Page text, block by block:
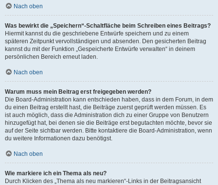
Nach oben
Was bewirkt die „Speichern“-Schaltfläche beim Schreiben eines Beitrags?
Hiermit kannst du die geschriebene Entwürfe speichern und zu einem
späteren Zeitpunkt vervollständigen und absenden. Den gesicherten Beitrag
kannst du mit der Funktion „Gespeicherte Entwürfe verwalten“ in deinem
persönlichen Bereich erneut laden.
Nach oben
Warum muss mein Beitrag erst freigegeben werden?
Die Board-Administration kann entschieden haben, dass in dem Forum, in dem
du einen Beitrag erstellt hast, die Beiträge zuerst geprüft werden müssen. Es
ist auch möglich, dass die Administration dich zu einer Gruppe von Benutzern
hinzugefügt hat, bei denen sie die Beiträge erst begutachten möchte, bevor sie
auf der Seite sichtbar werden. Bitte kontaktiere die Board-Administration, wenn
du weitere Informationen dazu benötigst.
Nach oben
Wie markiere ich ein Thema als neu?
Durch Klicken des „Thema als neu markieren“-Links in der Beitragsansicht